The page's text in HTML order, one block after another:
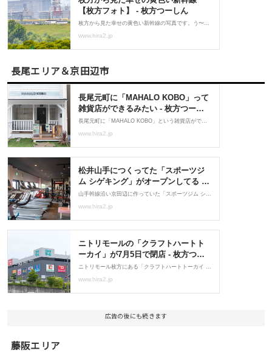
長尾エリア＆京田辺市
広告の後にも続きます
藤阪エリア